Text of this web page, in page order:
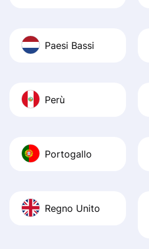
Paesi Bassi
Perù
Portogallo
Regno Unito